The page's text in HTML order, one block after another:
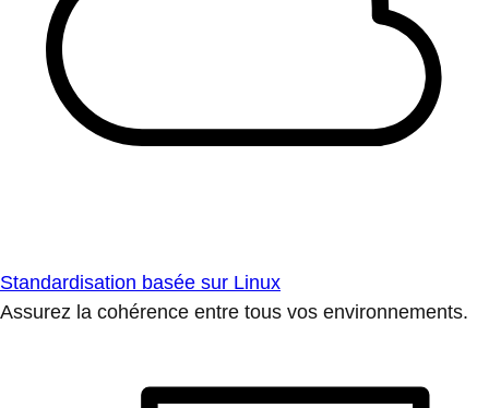
Standardisation basée sur Linux
Assurez la cohérence entre tous vos environnements.